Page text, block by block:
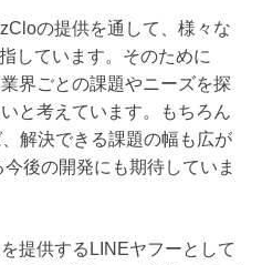
の提供を通して、様々な
しています。そのために
界ごとの課題やニーズを探
と考えています。もちろん
解決できる課題の幅も広が
後の開発にも期待していま
提供するLINEヤフーとして